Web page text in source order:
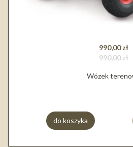
990,00 zł
990,00 zł
Wózek
do koszyka